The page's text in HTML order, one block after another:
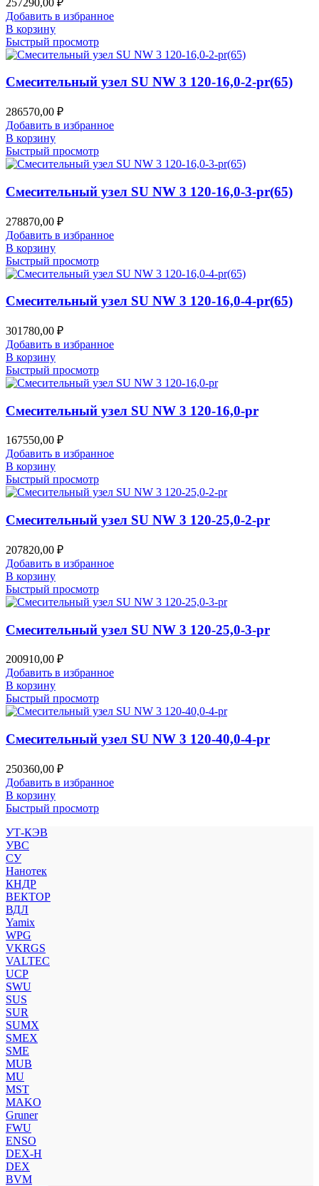
Добавить в избранное
В корзину
Быстрый просмотр
Смесительный узел SU NW 3 120-16,0-2-pr(65)
286570,00 ₽
Добавить в избранное
В корзину
Быстрый просмотр
Смесительный узел SU NW 3 120-16,0-3-pr(65)
278870,00 ₽
Добавить в избранное
В корзину
Быстрый просмотр
Смесительный узел SU NW 3 120-16,0-4-pr(65)
301780,00 ₽
Добавить в избранное
В корзину
Быстрый просмотр
Смесительный узел SU NW 3 120-16,0-pr
167550,00 ₽
Добавить в избранное
В корзину
Быстрый просмотр
Смесительный узел SU NW 3 120-25,0-2-pr
207820,00 ₽
Добавить в избранное
В корзину
Быстрый просмотр
Смесительный узел SU NW 3 120-25,0-3-pr
200910,00 ₽
Добавить в избранное
В корзину
Быстрый просмотр
Смесительный узел SU NW 3 120-40,0-4-pr
250360,00 ₽
Добавить в избранное
В корзину
Быстрый просмотр
УТ-КЭВ
УВС
СУ
Нанотек
КНДР
ВЕКТОР
ВДЛ
Yamix
WPG
VKRGS
VALTEC
UCP
SWU
SUS
SUR
SUMX
SMEX
SME
MUB
MU
MST
MAKO
Gruner
FWU
ENSO
DEX-H
DEX
BVM